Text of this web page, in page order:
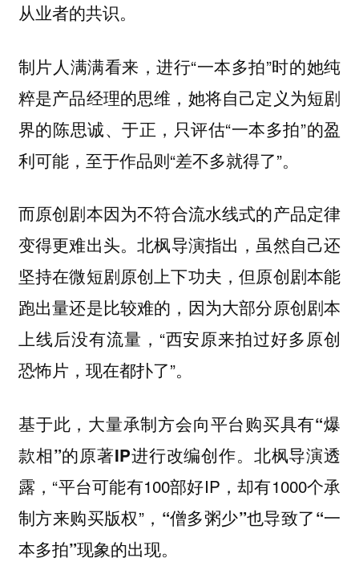
从业者的共识。
制片人满满看来，进行“一本多拍”时的她纯
粹是产品经理的思维，她将自己定义为短剧
界的陈思诚、于正，只评估“一本多拍”的盈
利可能，至于作品则“差不多就得了”。
而原创剧本因为不符合流水线式的产品定律
变得更难出头。北枫导演指出，虽然自己还
坚持在微短剧原创上下功夫，但原创剧本能
跑出量还是比较难的，因为大部分原创剧本
上线后没有流量，“西安原来拍过好多原创
恐怖片，现在都扑了”。
基于此， 大量承制方会向平台购买具有“爆
款相”的原著IP进行改编创作。北枫导演透
露，“平台可能有100部好IP，却有1000个承
制方来购买版权”， “僧多粥少”也导致了“一
本多拍”现象的出现。